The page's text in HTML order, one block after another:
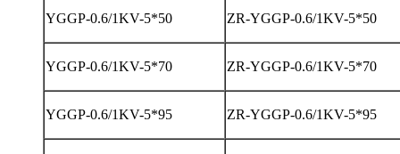
YGGP-0.6/1KV-5*50 ZR-YGGP-0.6/1KV-5*50
YGGP-0.6/1KV-5*70 ZR-YGGP-0.6/1KV-5*70
YGGP-0.6/1KV-5*95 ZR-YGGP-0.6/1KV-5*95